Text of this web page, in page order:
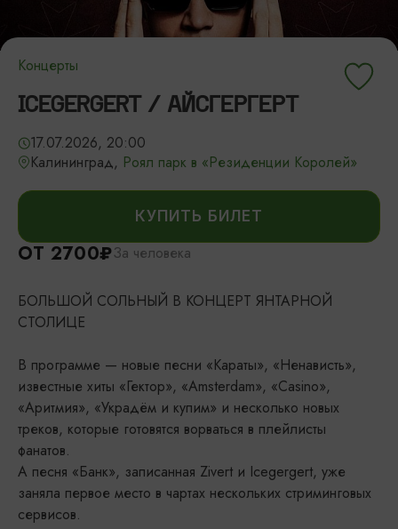
Концерты
ICEGERGERT / АЙСГЕРГЕРТ
17.07.2026, 20:00
Калининград, Роял парк в «Резиденции Королей»
КУПИТЬ БИЛЕТ
ОТ 2700₽За человека
БОЛЬШОЙ СОЛЬНЫЙ В КОНЦЕРТ ЯНТАРНОЙ
СТОЛИЦЕ
В программе — новые песни «Караты», «Ненависть»,
известные хиты «Гектор», «Amsterdam», «Casino»,
«Аритмия», «Украдём и купим» и несколько новых
треков, которые готовятся ворваться в плейлисты
фанатов.
А песня «Банк», записанная Zivert и Icegergert, уже
заняла первое место в чартах нескольких стриминговых
сервисов.